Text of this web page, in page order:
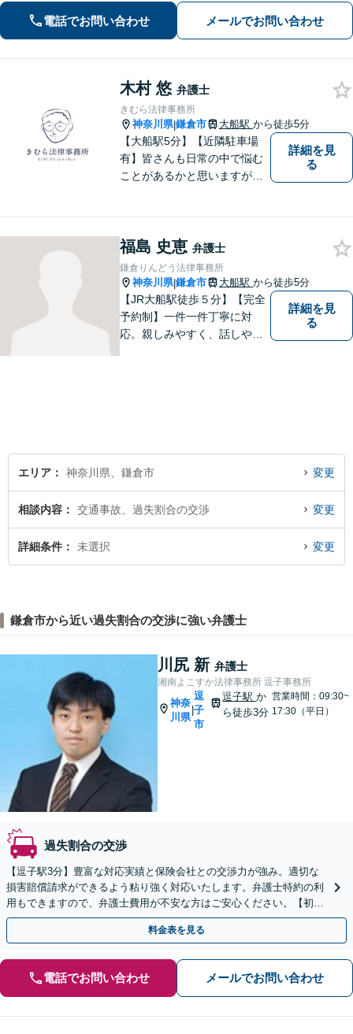
電話でお問い合わせ メールでお問い合わせ
木村 悠 弁護士
きむら法律事務所
神奈川県|鎌倉市 大船駅 から徒歩5分
【大船駅5分】【近隣駐車場
有】皆さんも日常の中で悩む
ことがあるかと思いますが、
方々により良い法律サービス
を届けていきたいと思いま
す。 ぜひご相談ください。
詳細を見
る
福島 史恵 弁護士
鎌倉りんどう法律事務所
神奈川県|鎌倉市 大船駅 から徒歩5分
【JR大船駅徒歩５分】【完全
予約制】一件一件丁寧に対
応。親しみやすく、話しやす
詳細を見
る
エリア 神奈川県、鎌倉市 変更
相談内容 交通事故、過失割合の交渉 変更
詳細条件 未選択 変更
鎌倉市から近い過失割合の交渉に強い弁護士
川尻 新 弁護士
湘南よこすか法律事務所 逗子事務所
神奈
川県
|
逗
子
市
逗子駅か
ら徒歩3分
営業時間：09:30~
17:30（平日）
過失割合の交渉
【逗子駅3分】豊富な対応実績と保険会社との交渉力が強み。適切な
損害賠償請求ができるよう粘り強く対応いたします。弁護士特約の利
用もできますので、弁護士費用が不安な方はご安心ください。【初回
面談無料】【夜間・休日は予約で対応可】【法テラス可】
料金表を見る
電話でお問い合わせ メールでお問い合わせ